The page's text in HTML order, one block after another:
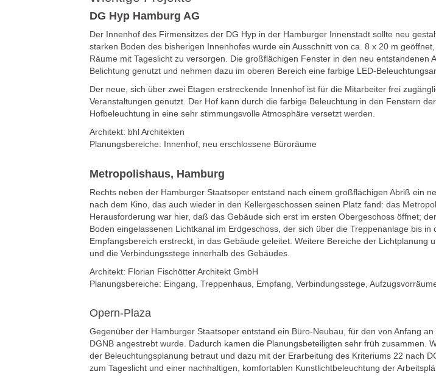
DG Hyp Hamburg AG
Der Innenhof des Firmensitzes der DG Hyp in der Hamburger Innenstadt sollte neu
starken Boden des bisherigen Innenhofes wurde ein Ausschnitt von ca. 8 x 20 m
Räume mit Tageslicht zu versorgen. Die großflächigen Fenster in den neu entstandenen
Belichtung genutzt und nehmen dazu im oberen Bereich eine farbige LED-
Der neue, sich über zwei Etagen erstreckende Innenhof ist für die Mitarbeiter frei
Veranstaltungen genutzt. Der Hof kann durch die farbige Beleuchtung in den Fenstern
Hofbeleuchtung in eine sehr stimmungsvolle Atmosphäre versetzt werden.
Architekt: bhl Architekten
Planungsbereiche: Innenhof, neu erschlossene Büroräume
Metropolishaus, Hamburg
Rechts neben der Hamburger Staatsoper entstand nach einem großflächigen Abriß ein
nach dem Kino, das auch wieder in den Kellergeschossen seinen Platz fand: das
Herausforderung war hier, daß das Gebäude sich erst im ersten Obergeschoss öffnet;
Boden eingelassenen Lichtkanal im Erdgeschoss, der sich über die Treppenanlage bis in
Empfangsbereich erstreckt, in das Gebäude geleitet. Weitere Bereiche der Lichtplanung
und die Verbindungsstege innerhalb des Gebäudes.
Architekt: Florian Fischötter Architekt GmbH
Planungsbereiche: Eingang, Treppenhaus, Empfang, Verbindungsstege,
Opern-Plaza
Gegenüber der Hamburger Staatsoper entstand ein Büro-Neubau, für den von Anfang
DGNB angestrebt wurde. Dadurch kamen die Planungsbeteiligten sehr früh zusammen.
der Beleuchtungsplanung betraut und dazu mit der Erarbeitung des Kriteriums 22 nach
zum Tageslicht und einer nachhaltigen, komfortablen Kunstlichtbeleuchtung der